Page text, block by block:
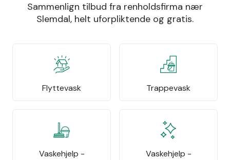
Sammenlign tilbud fra renholdsfirma nær
Slemdal, helt uforpliktende og gratis.
Flyttevask Trappevask
Vaskehjelp -
Vaskehjelp -